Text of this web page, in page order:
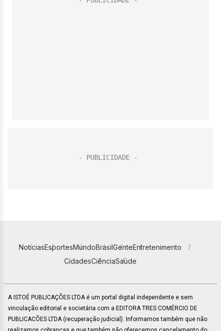
NotíciasEsportesMundoBrasilGenteEntretenimento
CidadesCiênciaSaúde
A ISTOÉ PUBLICAÇÕES LTDA é um portal digital independente e sem
vinculação editorial e societária com a EDITORA TRES COMÉRCIO DE
PUBLICACÕES LTDA (recuperação judicial). Informamos também que não